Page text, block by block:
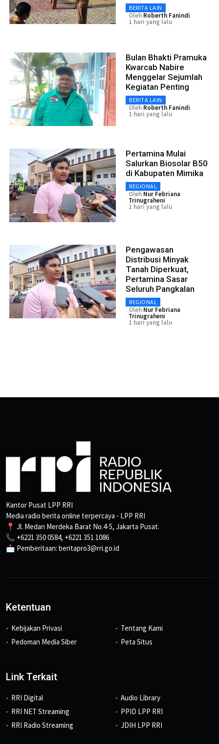
BERITA LAIN
Oleh Roberth Fanindi
1 hari yang lalu
Bulan Bhakti Pramuka
Kwarcab Nabire
Menggelar Sejumlah
Kegiatan Penting
BERITA LAIN
Oleh Roberth Fanindi
1 hari yang lalu
Pertamina Mulai
Salurkan Biosolar B50
di Kabupaten Mimika
REGIONAL
Oleh Nur Febriana
Trinugraheni
1 hari yang lalu
Pengawasan
Distribusi Minyak
Tanah Diperkuat,
Pertamina Sasar
Seluruh Pangkalan
REGIONAL
Oleh Nur Febriana
Trinugraheni
1 hari yang lalu
Kantor Pusat LPP RRI
Media radio berita online terpercaya - LPP RRI
📍 Jl. Medan Merdeka Barat No.4-5, Jakarta Pusat.
📞 +6221 350 0584, +6221 351 1086
📩 Pemberitaan: beritapro3@rri.go.id
Ketentuan
Kebijakan Privasi
Pedoman Media Siber
Tentang Kami
Peta Situs
Link Terkait
RRI Digital
RRI NET Streaming
RRI Radio Streaming
Audio Library
PPID LPP RRI
JDIH LPP RRI